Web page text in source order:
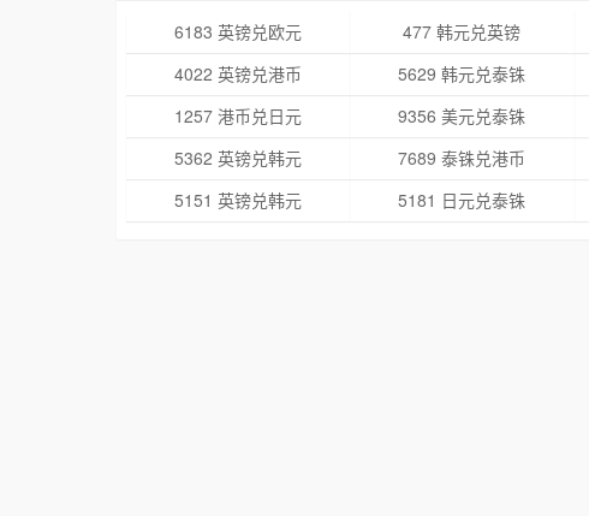
6183 英镑兑欧元 477 韩元兑英镑
4022 英镑兑港币
5629 韩元兑泰铢
1257 港币兑日元
9356 美元兑泰铢
5362 英镑兑韩元
7689 泰铢兑港币
5151 英镑兑韩元
5181 日元兑泰铢